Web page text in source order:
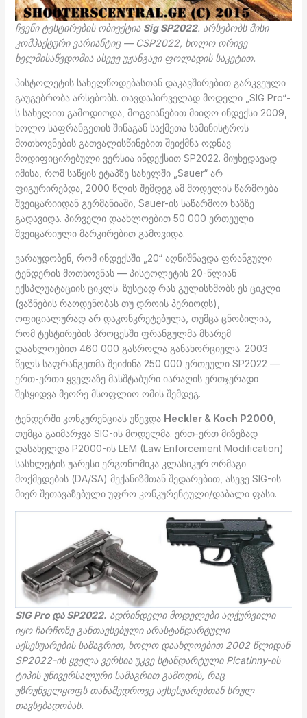
ჩვენი ტესტირების ობიექტია Sig SP2022. არსებობს მისი
კომპაქტური ვარიანტიც — CSP2022, ხოლო ორივე
ხელმისაწვდომია ასევე უჟანგავი ფოლადის საკეტით.
პისტოლეტის სახელწოდებასთან დაკავშირებით გარკვეული
გაუგებრობა არსებობს. თავდაპირველად მოდელი „SIG Pro“-
ს სახელით გამოდიოდა, მოგვიანებით მიიღო ინდექსი 2009,
ხოლო საფრანგეთის შინაგან საქმეთა სამინისტროს
მოთხოვნების გათვალისწინებით შეიქმნა ოდნავ
მოდიფიცირებული ვერსია ინდექსით SP2022. მიუხედავად
იმისა, რომ საწყის ეტაპზე სახელში „Sauer“ არ
ფიგურირებდა, 2000 წლის შემდეგ ამ მოდელის წარმოება
შვეიცარიიდან გერმანიაში, Sauer-ის საწარმოო ხაზზე
გადავიდა. პირველი დაახლოებით 50 000 ერთეული
შვეიცარიული მარკირებით გამოვიდა.
ვარაუდობენ, რომ ინდექსში „20“ აღნიშნავდა ფრანგული
ტენდერის მოთხოვნას — პისტოლეტის 20-წლიან
ექსპლუატაციის ციკლს. ზუსტად რას გულისხმობს ეს ციკლი
(ვაზნების რაოდენობას თუ დროის პერიოდს),
ოფიციალურად არ დაკონკრეტებულა, თუმცა ცნობილია,
რომ ტესტირების პროცესში ფრანგულმა მხარემ
დაახლოებით 460 000 გასროლა განახორციელა. 2003
წელს საფრანგეთმა შეიძინა 250 000 ერთეული SP2022 —
ერთ-ერთი ყველაზე მასშტაბური იარაღის ერთჯერადი
შესყიდვა მეორე მსოფლიო ომის შემდეგ.
ტენდერში კონკურენციას უწევდა Heckler & Koch P2000
თუმცა გაიმარჯვა SIG-ის მოდელმა. ერთ-ერთ მიზეზად
დასახელდა P2000-ის LEM (Law Enforcement Modification)
სასხლეტის უარესი ერგონომიკა კლასიკურ ორმაგი
მოქმედების (DA/SA) მექანიზმთან შედარებით, ასევე SIG-ის
მიერ შეთავაზებული უფრო კონკურენტული/დაბალი ფასი.
SIG Pro და SP2022. ადრინდელი მოდელები აღჭურვილი
იყო ჩარჩოზე განთავსებული არასტანდარტული
აქსესუარების სამაგრით, ხოლო დაახლოებით 2002 წლიდან
SP2022-ის ყველა ვერსია უკვე სტანდარტული Picatinny-ის
ტიპის უნივერსალური სამაგრით გამოდის, რაც
უზრუნველყოფს თანამედროვე აქსესუარებთან სრულ
თავსებადობას.